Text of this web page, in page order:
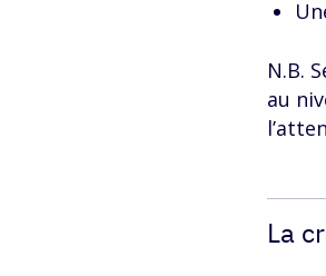
N.B.
au
La